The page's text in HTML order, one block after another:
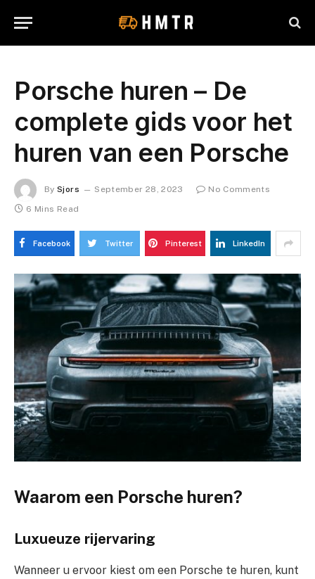
Porsche huren – De
complete gids voor het
huren van een Porsche
By Sjors September 28, 2023
No Comments
6 Mins Read
Facebook Twitter Pinterest LinkedIn
Waarom een Porsche huren?
Luxueuze rijervaring
Wanneer u ervoor kiest om een Porsche te huren, kunt